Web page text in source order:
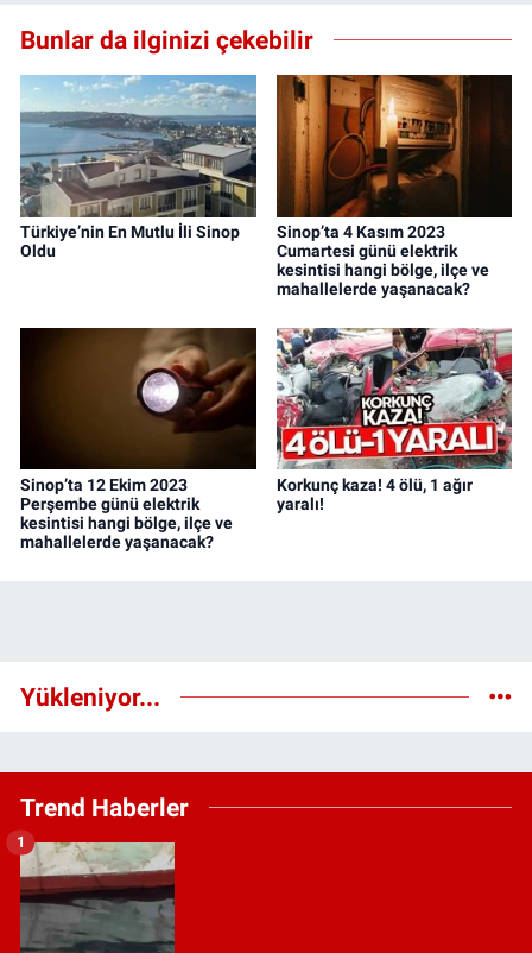
Bunlar da ilginizi çekebilir
Türkiye’nin En Mutlu İli Sinop
Oldu
Sinop’ta 4 Kasım 2023
Cumartesi günü elektrik
kesintisi hangi bölge, ilçe ve
mahallelerde yaşanacak?
Sinop’ta 12 Ekim 2023
Perşembe günü elektrik
kesintisi hangi bölge, ilçe ve
mahallelerde yaşanacak?
Korkunç kaza! 4 ölü, 1 ağır
yaralı!
Yükleniyor...
Trend Haberler
1